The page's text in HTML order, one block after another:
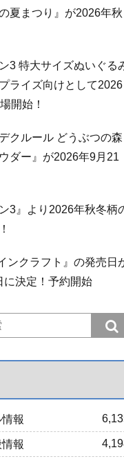
夏まつり』が2026年秋
3 特大サイズぬいぐる
ライズ向けとして2026
開始！
クルール どうぶつの森
ダー』が2026年9月21
3』より2026年秋冬柄
ンクラフト』の発売日
に決定！予約開始
報
報